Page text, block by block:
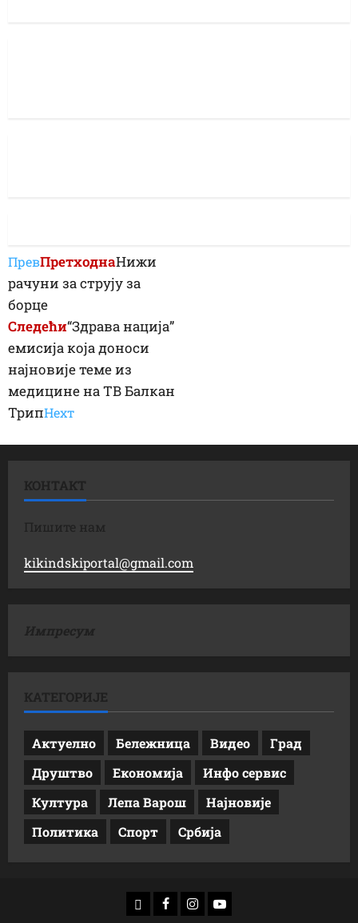
ПревПретходнаНижи
рачуни за струју за
борце
Следећи“Здрава нација”
емисија која доноси
најновије теме из
медицине на ТВ Балкан
ТрипНеxт
КОНТАКТ
Пишите нам
kikindskiportal@gmail.com
Импресум
КАТЕГОРИЈЕ
Актуелно Бележница Видео
Град
Друштво
Економија
Инфо сервис
Култура
Лепа Варош
Најновије
Политика
Спорт Србија
доwнлоад
Фацебоок
Инстаграм
Yоутубе